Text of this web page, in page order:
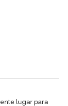
lugar para